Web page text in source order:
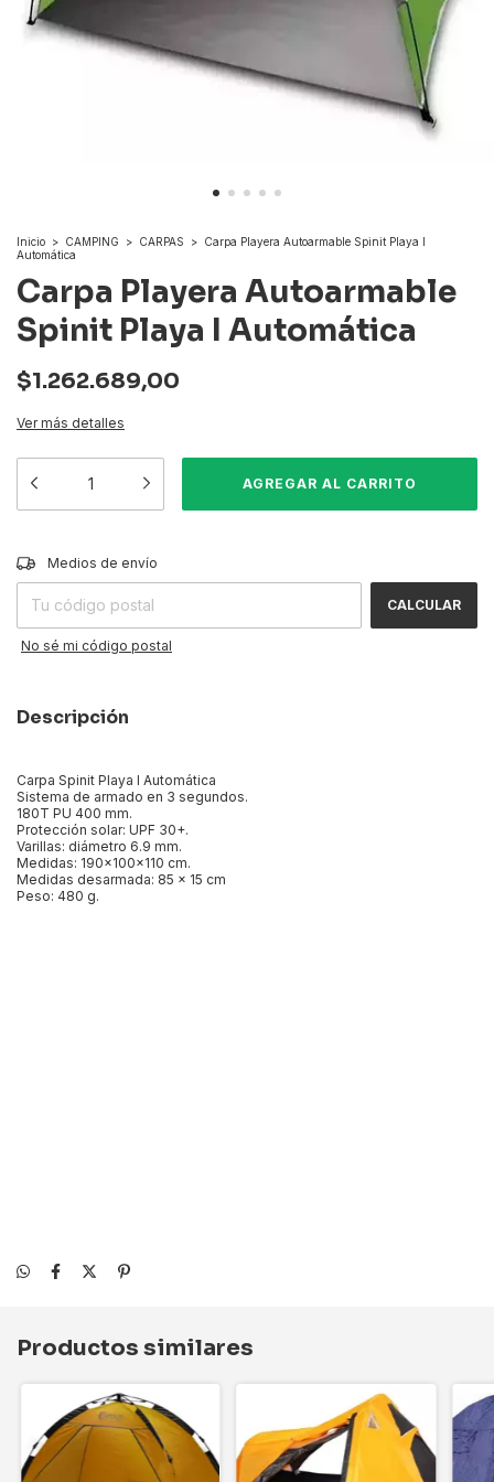
Inicio > CAMPING > CARPAS > Carpa Playera Autoarmable Spinit Playa I
Automática
Carpa Playera Autoarmable
Spinit Playa I Automática
$1.262.689,00
Ver más detalles
Entregas para el CP:
Medios de envío
CALCULAR
No sé mi código postal
Descripción
Carpa Spinit Playa I Automática
Sistema de armado en 3 segundos.
180T PU 400 mm.
Protección solar: UPF 30+.
Varillas: diámetro 6.9 mm.
Medidas: 190x100x110 cm.
Medidas desarmada: 85 x 15 cm
Peso: 480 g.
Productos similares